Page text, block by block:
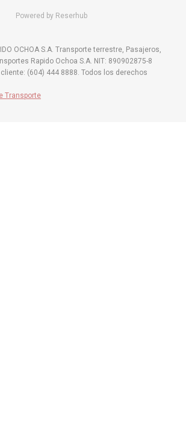
Powered by Reserhub
OCHOA S.A. Transporte terrestre, Pasajeros,
Rapido Ochoa S.A. NIT: 890902875-8
(604) 444 8888. Todos los derechos
Transporte